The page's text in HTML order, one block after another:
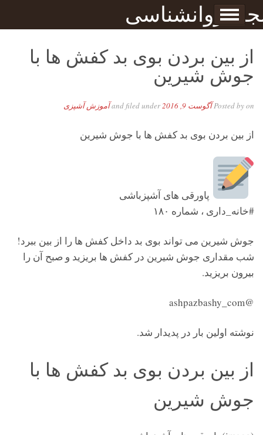
روانشناسی
Skip to content
برگه نمونه
از بین بردن بوی بد کفش ها با
جوش شیرین
Posted byon آگوست 9, 2016 and filed underآموزش آشپزی
از بین بردن بوی بد کفش ها با جوش شیرین
پاورقی های آشپزباشی
#خانه_داری ، شماره ۱۸۰
جوش شیرین می تواند بوی بد داخل کفش ها را از بین ببرد!
شب مقداری جوش شیرین در کفش ها بریزید و صبح آن را
بیرون بریزید.
@ashpazbashy_com
نوشته اولین بار در پدیدار شد.
از بین بردن بوی بد کفش ها با
جوش شیرین